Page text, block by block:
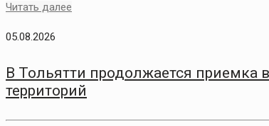
Читать далее
05.08.2026
В Тольятти продолжается приемка
территорий